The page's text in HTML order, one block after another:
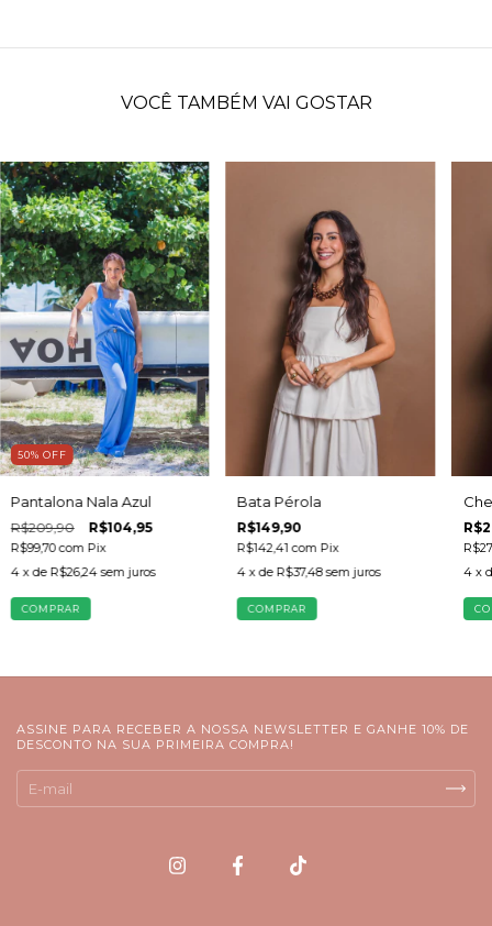
VOCÊ TAMBÉM VAI GOSTAR
50% OFF
Pantalona Nala Azul
R$209,90 R$104,95
R$99,70com Pix
4 x de R$26,24 sem juros
COMPRAR
Bata Pérola
R$149,90
R$142,41com Pix
4 x de R$37,48 sem juros
COMPRAR
4 x
ASSINE PARA RECEBER A NOSSA NEWSLETTER E GANHE 10% DE
DESCONTO NA SUA PRIMEIRA COMPRA!